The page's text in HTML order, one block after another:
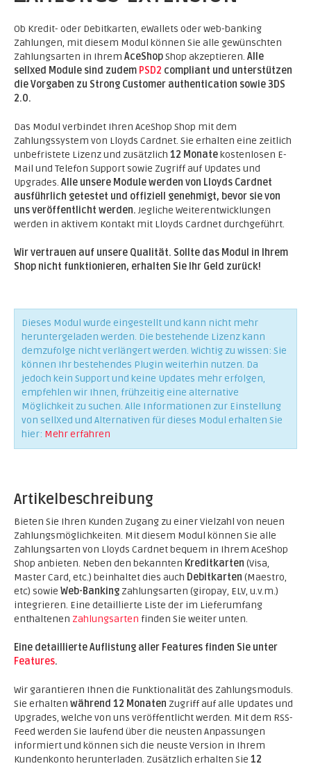
Ob Kredit- oder Debitkarten, eWallets oder web-banking
Zahlungen, mit diesem Modul können Sie alle gewünschten
Zahlungsarten in Ihrem AceShopShop akzeptieren. Alle
sellxed Module sind zudem PSD2 compliant und unterstützen
die Vorgaben zu Strong Customer authentication sowie 3DS
2.0.
Das Modul verbindet Ihren AceShop Shop mit dem
Zahlungssystem von Lloyds Cardnet. Sie erhalten eine zeitlich
unbefristete Lizenz und zusätzlich 12 Monatekostenlosen E-
Mail und Telefon Support sowie Zugriff auf Updates und
Upgrades. Alle unsere Module werden von Lloyds Cardnet
ausführlich getestet und offiziell genehmigt, bevor sie von
uns veröffentlicht werden.Jegliche Weiterentwicklungen
werden in aktivem Kontakt mit Lloyds Cardnet durchgeführt.
Wir vertrauen auf unsere Qualität. Sollte das Modul in Ihrem
Shop nicht funktionieren, erhalten Sie Ihr Geld zurück!
Dieses Modul wurde eingestellt und kann nicht mehr
heruntergeladen werden. Die bestehende Lizenz kann
demzufolge nicht verlängert werden. Wichtig zu wissen: Sie
können Ihr bestehendes Plugin weiterhin nutzen. Da
jedoch kein Support und keine Updates mehr erfolgen,
empfehlen wir Ihnen, frühzeitig eine alternative
Möglichkeit zu suchen. Alle Informationen zur Einstellung
von sellXed und Alternativen für dieses Modul erhalten Sie
hier: Mehr erfahren
Artikelbeschreibung
Bieten Sie Ihren Kunden Zugang zu einer Vielzahl von neuen
Zahlungsmöglichkeiten. Mit diesem Modul können Sie alle
Zahlungsarten von Lloyds Cardnet bequem in Ihrem AceShop
Shop anbieten. Neben den bekannten Kreditkarten (Visa,
Master Card, etc.) beinhaltet dies auch Debitkarten (Maestro,
etc) sowie Web-Banking Zahlungsarten (giropay, ELV, u.v.m.)
integrieren. Eine detaillierte Liste der im Lieferumfang
enthaltenen Zahlungsarten finden Sie weiter unten.
Eine detaillierte Auflistung aller Features finden Sie unter
Features.
Wir garantieren Ihnen die Funktionalität des Zahlungsmoduls.
Sie erhalten während 12 Monaten Zugriff auf alle Updates und
Upgrades, welche von uns veröffentlicht werden. Mit dem RSS-
Feed werden Sie laufend über die neusten Anpassungen
informiert und können sich die neuste Version in Ihrem
Kundenkonto herunterladen. Zusätzlich erhalten Sie 12